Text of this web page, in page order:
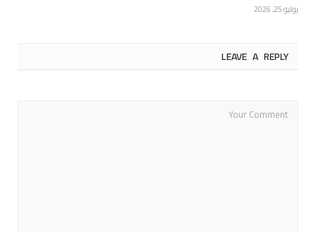
يوليو 25, 2026
LEAVE A REPLY